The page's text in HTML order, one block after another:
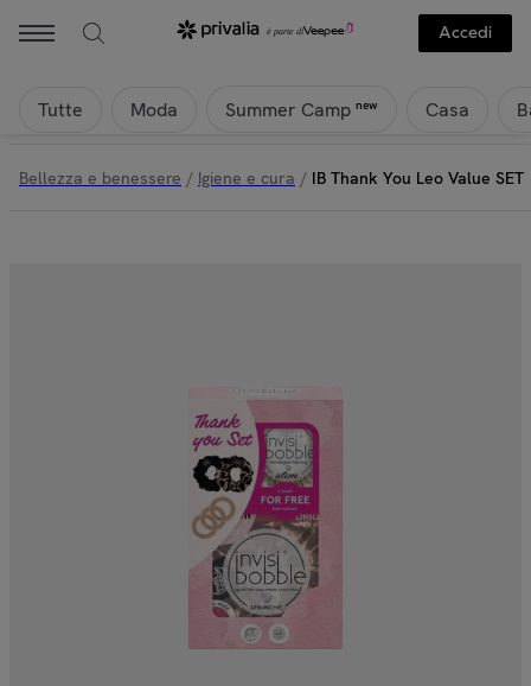
Accedi
Tutte Moda Summer Camp new Casa
Bellezza e benessere / Igiene e cura / IB Thank You Leo Value SET